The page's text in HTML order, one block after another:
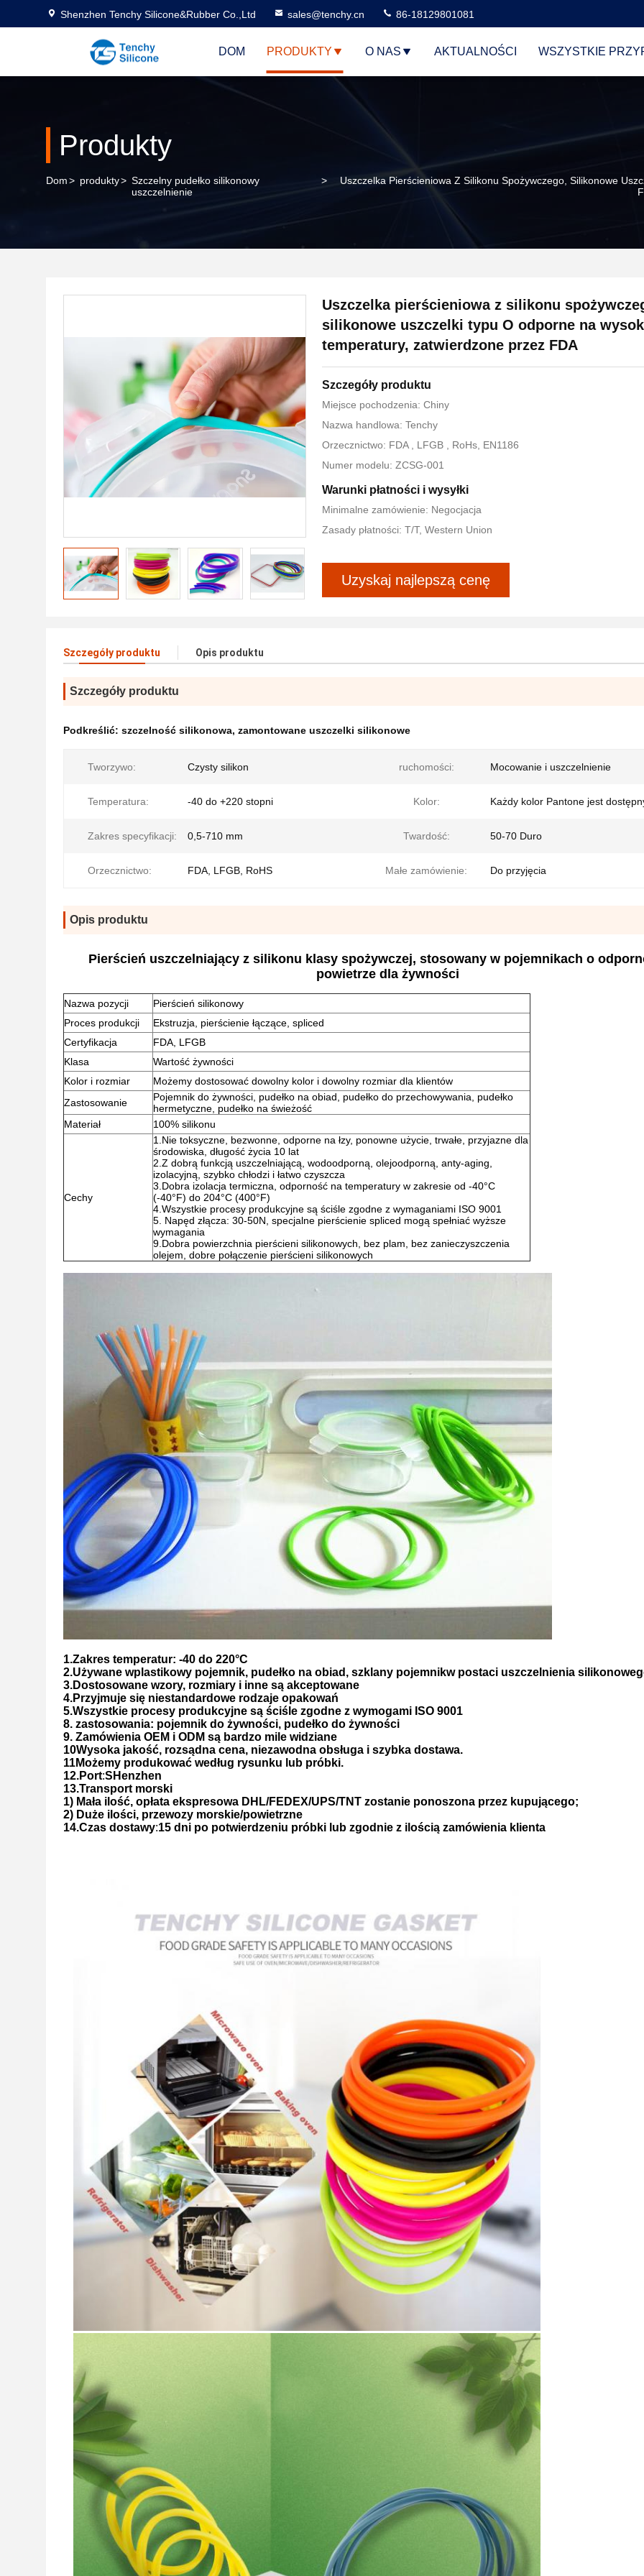
Shenzhen Tenchy Silicone&Rubber Co.,Ltd sales@tenchy.cn 86-18129801081
DOM PRODUKTY O NAS AKTUALNOŚCI WSZYSTKIE
Produkty
Dom> produkty> Szczelny pudełko silikonowy
uszczelnienie
>
Uszczelka Pierścieniowa Z Silikonu Spożywczego, Silikonowe
Uszczelka pierścieniowa z silikonu
silikonowe uszczelki typu O odporne na
temperatury, zatwierdzone przez FDA
Szczegóły produktu
Miejsce pochodzenia: Chiny
Nazwa handlowa: Tenchy
Orzecznictwo: FDA , LFGB , RoHs, EN1186
Numer modelu: ZCSG-001
Warunki płatności i wysyłki
Minimalne zamówienie: Negocjacja
Zasady płatności: T/T, Western Union
Uzyskaj najlepszą cenę
Szczegóły produktu Opis produktu
Szczegóły produktu
Podkreślić: szczelność silikonowa, zamontowane uszczelki silikonowe
Tworzywo: Czysty silikon ruchomości: Mocowanie i uszczelnienie
Temperatura: -40 do +220 stopni Kolor: Każdy kolor Pantone jest
Zakres specyfikacji: 0,5-710 mm Twardość: 50-70 Duro
Orzecznictwo: FDA, LFGB, RoHS Małe zamówienie: Do przyjęcia
Opis produktu
Pierścień uszczelniający z silikonu klasy spożywczej, stosowany w pojemnikach o
powietrze dla żywności
Nazwa pozycji
Pierścień silikonowy
Proces produkcji
Ekstruzja, pierścienie łączące, spliced
Certyfikacja
FDA, LFGB
Klasa
Wartość żywności
Kolor i rozmiar
Możemy dostosować dowolny kolor i dowolny rozmiar dla klientów
Zastosowanie
Pojemnik do żywności, pudełko na obiad, pudełko do przechowywania, pudełko
hermetyczne, pudełko na świeżość
Materiał
100% silikonu
Cechy
1.Nie toksyczne, bezwonne, odporne na łzy, ponowne użycie, trwałe, przyjazne dla
środowiska, długość życia 10 lat
2.Z dobrą funkcją uszczelniającą, wodoodporną, olejoodporną, anty-aging,
izolacyjną, szybko chłodzi i łatwo czyszcza
3.Dobra izolacja termiczna, odporność na temperatury w zakresie od -40°C
(-40°F) do 204°C (400°F)
4.Wszystkie procesy produkcyjne są ściśle zgodne z wymaganiami ISO 9001
5. Napęd złącza: 30-50N, specjalne pierścienie spliced mogą spełniać wyższe
wymagania
9.Dobra powierzchnia pierścieni silikonowych, bez plam, bez zanieczyszczenia
olejem, dobre połączenie pierścieni silikonowych
1.Zakres temperatur: -40 do 220°C
2.Używane wplastikowy pojemnik, pudełko na obiad, szklany pojemnikw postaci uszczelnienia
3.Dostosowane wzory, rozmiary i inne są akceptowane
4.Przyjmuje się niestandardowe rodzaje opakowań
5.Wszystkie procesy produkcyjne są ściśle zgodne z wymogami ISO 9001
8. zastosowania: pojemnik do żywności, pudełko do żywności
9. Zamówienia OEM i ODM są bardzo mile widziane
10Wysoka jakość, rozsądna cena, niezawodna obsługa i szybka dostawa.
11Możemy produkować według rysunku lub próbki.
12.Port:S Henzhen
13.Transport morski
1) Mała ilość, opłata ekspresowa DHL/FEDEX/UPS/TNT zostanie ponoszona przez kupującego;
2) Duże ilości, przewozy morskie/powietrzne
14.Czas dostawy:15 dni po potwierdzeniu próbki lub zgodnie z ilością zamówienia klienta